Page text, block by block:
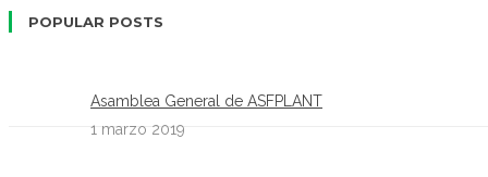
POPULAR POSTS
Asamblea General de ASFPLANT
1 marzo 2019